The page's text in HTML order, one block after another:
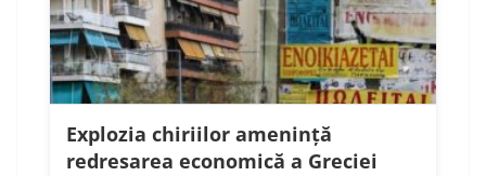
Explozia chiriilor amenință
redresarea economică a Greciei